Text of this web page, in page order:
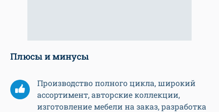
Плюсы и минусы
Производство полного цикла, широкий
ассортимент, авторские коллекции,
изготовление мебели на заказ, разработка